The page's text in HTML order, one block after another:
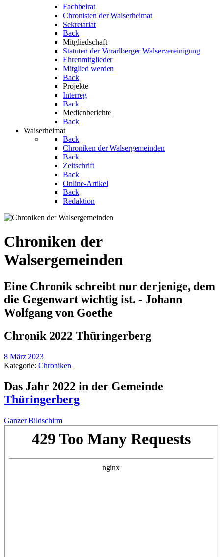
Fachbeirat
Chronisten der Walserheimat
Sekretariat
Back
Mitgliedschaft
Statuten der Vorarlberger Walservereinigung
Ehrenmitglieder
Mitglied werden
Back
Projekte
Interreg
Back
Medienberichte
Back
Walserheimat
Back
Chroniken der Walsergemeinden
Back
Zeitschrift
Back
Online-Artikel
Back
Redaktion
Chroniken der
Walsergemeinden
Eine Chronik schreibt nur derjenige, dem
die Gegenwart wichtig ist. - Johann
Wolfgang von Goethe
Chronik 2022 Thüringerberg
8 März 2023
Kategorie: Chroniken
Das Jahr 2022 in der Gemeinde
Thüringerberg
Ganzer Bildschirm
Zum